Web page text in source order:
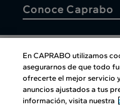
Conoce Caprabo
En CAPRABO utilizamos
asegurarnos de que todo
ofrecerte el mejor servicio
anuncios ajustados a tus
información, visita nuestra